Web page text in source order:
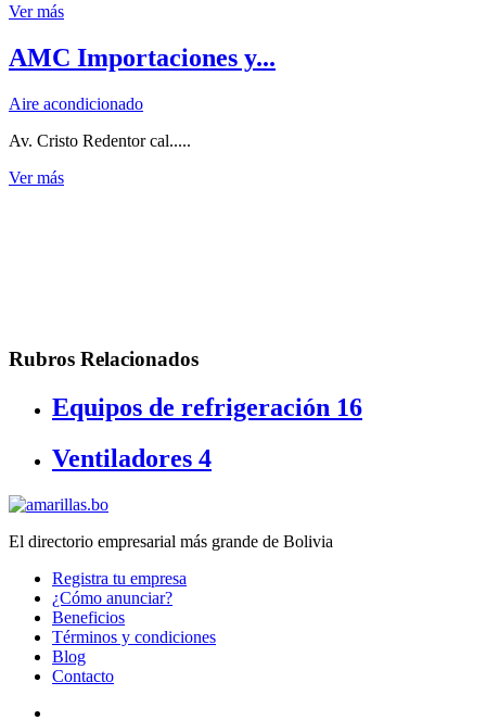
Ver más
AMC Importaciones y...
Aire acondicionado
Av. Cristo Redentor cal.....
Ver más
Rubros Relacionados
Equipos de refrigeración 16
Ventiladores 4
El directorio empresarial más grande de Bolivia
Registra tu empresa
¿Cómo anunciar?
Beneficios
Términos y condiciones
Blog
Contacto